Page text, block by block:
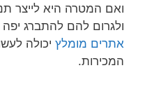
ואם המטרה היא לייצר
ולגרום להם להתברג
אתרים מומלץ יכולה
המכירות.